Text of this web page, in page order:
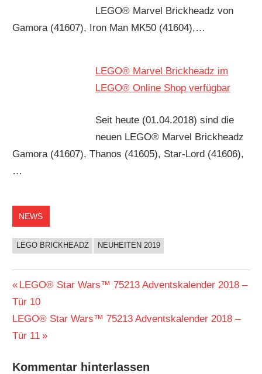
LEGO® Marvel Brickheadz von
Gamora (41607), Iron Man MK50 (41604),…
LEGO® Marvel Brickheadz im
LEGO® Online Shop verfügbar
Seit heute (01.04.2018) sind die
neuen LEGO® Marvel Brickheadz
Gamora (41607), Thanos (41605), Star-Lord (41606),
…
NEWS
LEGO BRICKHEADZ NEUHEITEN 2019
Beitragsnavigation
Vorheriger
Beitrag:
LEGO® Star Wars™ 75213 Adventskalender 2018 –
Tür 10
Nächster
Beitrag:
LEGO® Star Wars™ 75213 Adventskalender 2018 –
Tür 11
Kommentar hinterlassen